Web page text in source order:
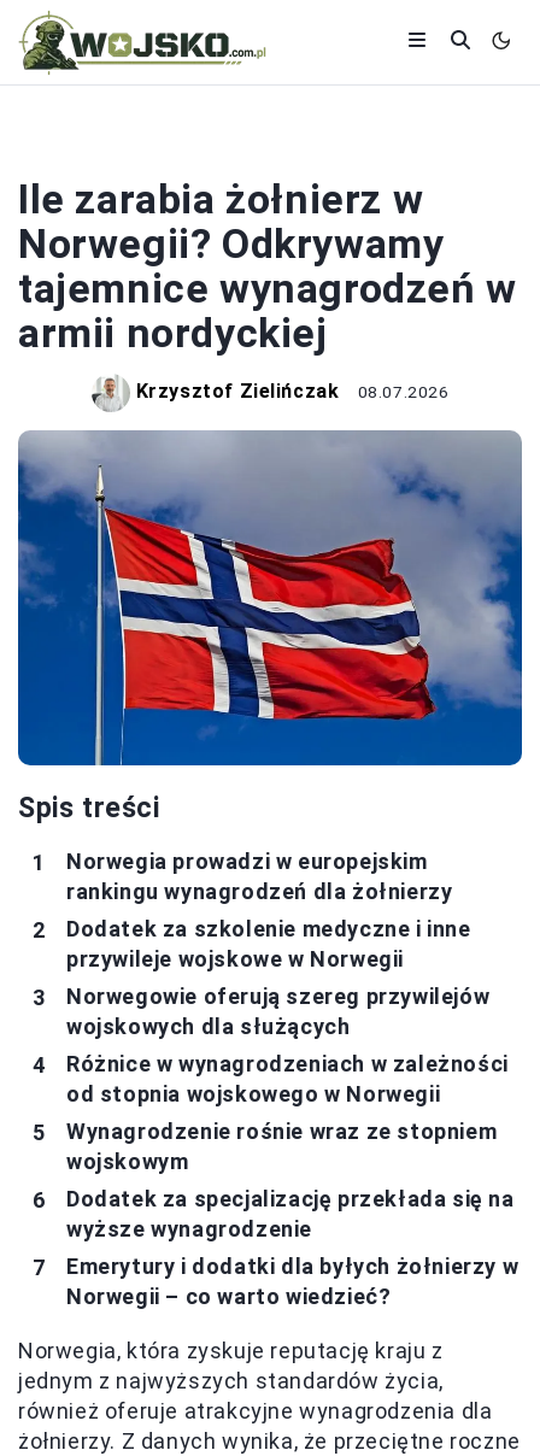
Ile zarabia żołnierz w
Norwegii? Odkrywamy
tajemnice wynagrodzeń w
armii nordyckiej
Krzysztof Zielińczak 08.07.2026
Spis treści
Norwegia prowadzi w europejskim
rankingu wynagrodzeń dla żołnierzy
Dodatek za szkolenie medyczne i inne
przywileje wojskowe w Norwegii
Norwegowie oferują szereg przywilejów
wojskowych dla służących
Różnice w wynagrodzeniach w zależności
od stopnia wojskowego w Norwegii
Wynagrodzenie rośnie wraz ze stopniem
wojskowym
Dodatek za specjalizację przekłada się na
wyższe wynagrodzenie
Emerytury i dodatki dla byłych żołnierzy w
Norwegii – co warto wiedzieć?
Norwegia, która zyskuje reputację kraju z
jednym z najwyższych standardów życia,
również oferuje atrakcyjne wynagrodzenia dla
żołnierzy. Z danych wynika, że przeciętne roczne